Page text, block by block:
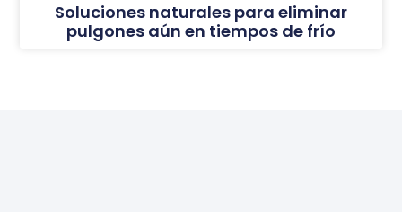
Soluciones naturales para eliminar
pulgones aún en tiempos de frío